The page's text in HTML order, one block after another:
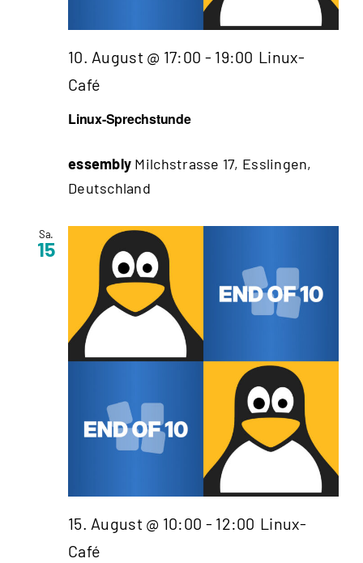
Linux-Sprechstunde
10. August @ 17:00 - 19:00 Linux-
Café
essembly Milchstrasse 17, Esslingen,
Deutschland
Sa.
15
15. August @ 10:00 - 12:00 Linux-
Café